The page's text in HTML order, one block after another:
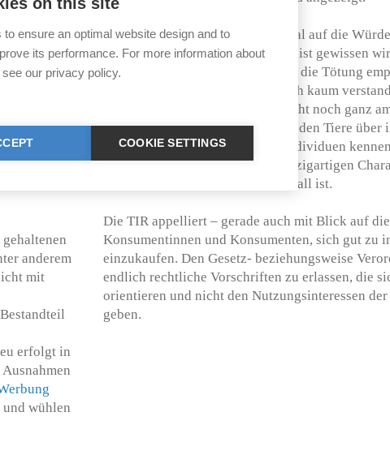
klaren
der
aus der
dass
Ausmass
und
von
so
anderem
mit
erfolgt in
wühlen
Aus ethischer Sicht ist noch einmal auf die
Auch ein Freilandhaltungssystem ist gewissen
unterworfen und umfasst letztlich die Tötung
Intelligenz und Emotionalität noch kaum
der Persönlichkeit dieser Tiere steht noch ganz
Gnadenhöfe, die diese faszinierenden Tiere über
bei sich aufnehmen und sie als Individuen
dass jedes einzelne Tier einen einzigartigen
dies auch bei uns Menschen der Fall ist.
Die TIR appelliert – gerade auch mit Blick auf
Konsumentinnen und Konsumenten, sich gut zu
einzukaufen. Den Gesetz- beziehungsweise
endlich rechtliche Vorschriften zu erlassen, die
orientieren und nicht den Nutzungsinteressen
geben.
ensure an optimal website design and to
its performance. For more information about
our privacy policy.
COOKIE SETTINGS